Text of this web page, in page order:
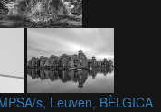
s, Leuven, BÈLGICA